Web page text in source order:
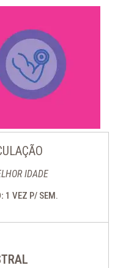
IDADE
1 VEZ P/ SEM.